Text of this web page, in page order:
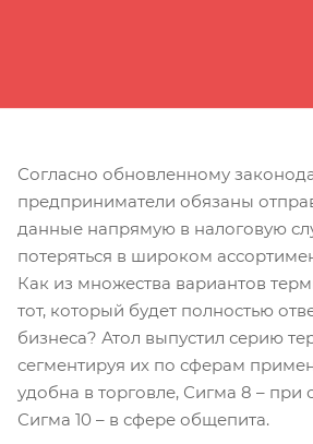
Согласно обновленному
предприниматели обязаны
данные напрямую в налоговую
потеряться в широком
Как из множества вариантов
тот, который будет полностью
бизнеса? Атол выпустил серию
сегментируя их по сферам
удобна в торговле, Сигма 8 – при
Сигма 10 – в сфере общепита.